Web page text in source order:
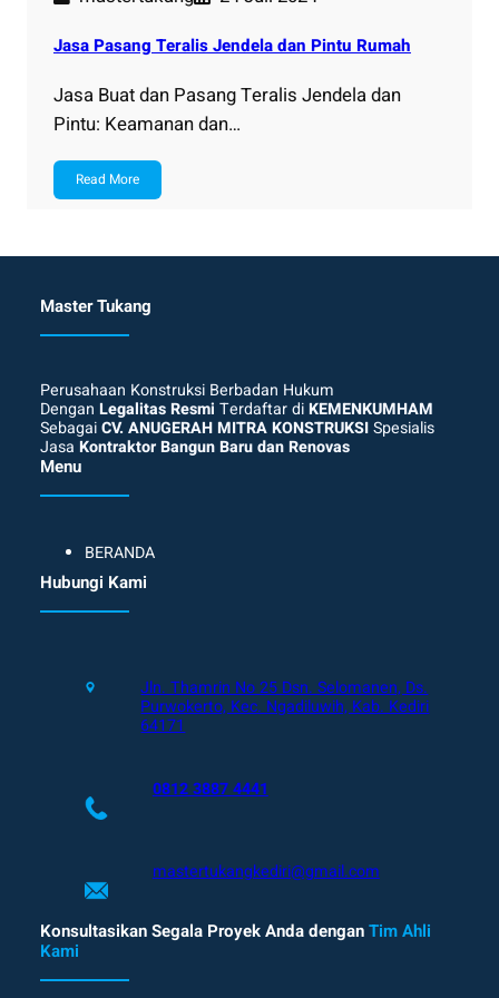
Jasa Pasang Teralis Jendela dan Pintu Rumah
Jasa Buat dan Pasang Teralis Jendela dan
Pintu: Keamanan dan…
Read More
Master Tukang
Perusahaan Konstruksi Berbadan Hukum
Dengan Legalitas Resmi Terdaftar diKEMENKUMHAM
SebagaiCV. ANUGERAH MITRA KONSTRUKSISpesialis
Jasa Kontraktor Bangun Baru dan Renovas
Menu
BERANDA
Hubungi Kami
Jln. Thamrin No 25 Dsn. Selomanen, Ds.
Purwokerto, Kec. Ngadiluwih, Kab. Kediri
64171
0812 3887 4441
mastertukangkediri@gmail.com
Konsultasikan Segala Proyek Anda denganTim Ahli
Kami